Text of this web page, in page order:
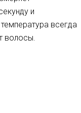
и
всегда
волосы.